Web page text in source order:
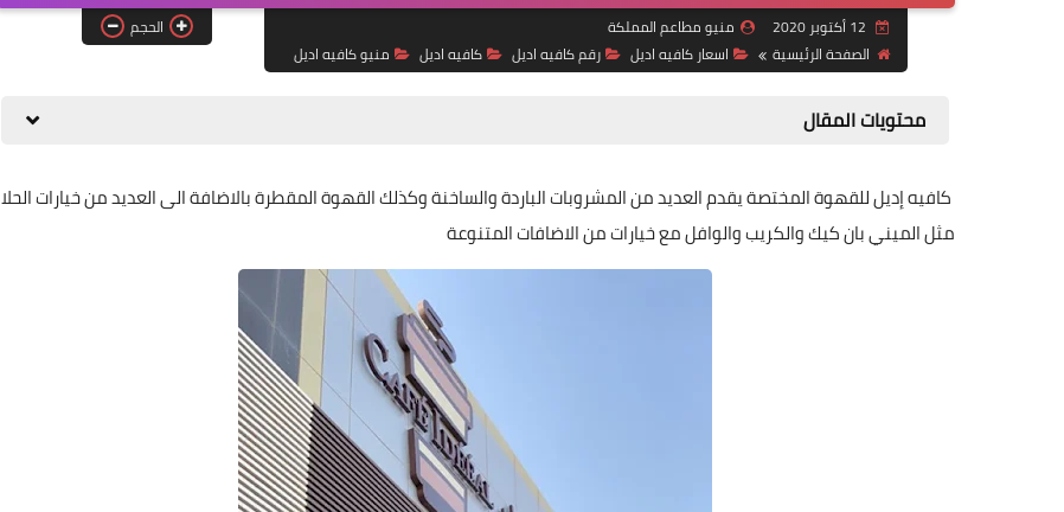
منيو مطاعم المملكة
الصفحة الرئيسية
اسعار كافيه اديل رقم كافيه اديل كافيه اديل منيو كافيه اديل
الحجم
محتويات المقال
كافيه إديل للقهوة المختصة يقدم العديد من المشروبات الباردة والساخنة وكذلك القهوة المقطرة بالاضافة الى العديد من خيارات الحلا
مثل الميني بان كيك والكريب والوافل مع خيارات من الاضافات المتنوعة